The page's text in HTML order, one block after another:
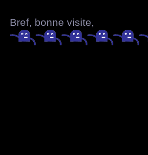
Bref, bonne visite,